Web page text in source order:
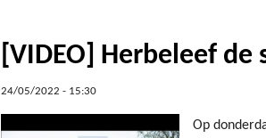
[VIDEO] Herbeleef
24/05/2022 - 15:30
Op